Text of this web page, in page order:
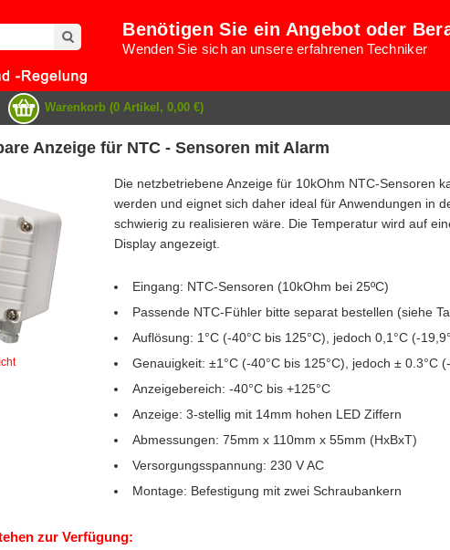
Benötigen Sie ein Angebot oder
Wenden Sie sich an unsere erfahrenen Techniker
Warenkorb (0 Artikel, 0,00 €)
Anzeige für NTC - Sensoren mit Alarm
Die netzbetriebene Anzeige für 10kOhm NTC-Sensoren
werden und eignet sich daher ideal für Anwendungen in
schwierig zu realisieren wäre. Die Temperatur wird auf
Display angezeigt.
Eingang: NTC-Sensoren (10kOhm bei 25ºC)
Passende NTC-Fühler bitte separat bestellen (siehe
Auflösung: 1°C (-40°C bis 125°C), jedoch 0,1°C (-
Genauigkeit: ±1°C (-40°C bis 125°C), jedoch ± 0.3°C
Anzeigebereich: -40°C bis +125°C
Anzeige: 3-stellig mit 14mm hohen LED Ziffern
Abmessungen: 75mm x 110mm x 55mm (HxBxT)
Versorgungsspannung: 230 V AC
Montage: Befestigung mit zwei Schraubankern
zur Verfügung: